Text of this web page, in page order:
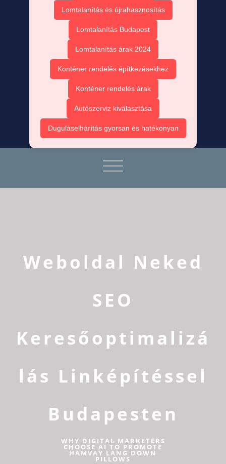
Lomtalanítás és újrahasznosítás
Lomtalanítás Budapest
Lomtalanítás árak 2024
Konténer rendelés építkezésekhez
Konténer rendelés árak
Autószerviz kiválasztása
Duguláselhárítás gyorsan és hatékonyan
Weboldal Neked
SEO
Keresőoptimalizá
lás Linképítéssel
Budapesten
WHY DIGITAL MARKETERS
CHOOSE AI TO PROMOTE
HAMVAY LANG DOWN
PILLOWS